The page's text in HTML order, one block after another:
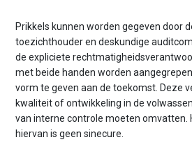
Prikkels kunnen worden gegeven door
toezichthouder en deskundige
de expliciete
met beide handen worden
vorm te geven aan de toekomst. Deze
kwaliteit of ontwikkeling in de
van interne controle moeten omvatten.
hiervan is geen sinecure.